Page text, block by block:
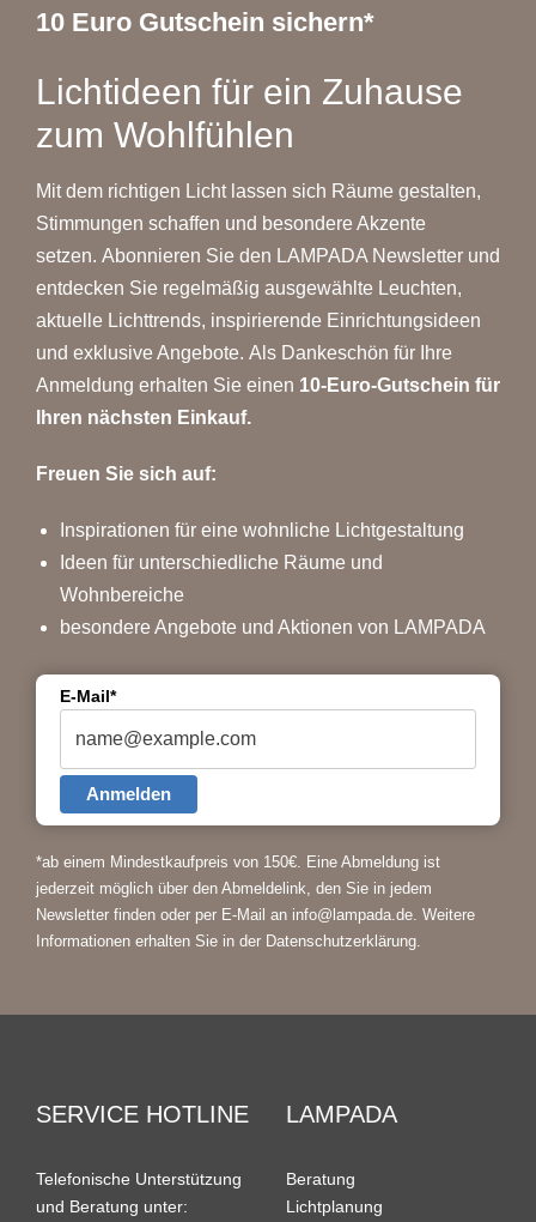
10 Euro Gutschein sichern*
Lichtideen für ein Zuhause
zum Wohlfühlen
Mit dem richtigen Licht lassen sich Räume gestalten,
Stimmungen schaffen und besondere Akzente
setzen. Abonnieren Sie den LAMPADA Newsletter und
entdecken Sie regelmäßig ausgewählte Leuchten,
aktuelle Lichttrends, inspirierende Einrichtungsideen
und exklusive Angebote. Als Dankeschön für Ihre
Anmeldung erhalten Sie einen 10-Euro-Gutschein für
Ihren nächsten Einkauf.
Freuen Sie sich auf:
Inspirationen für eine wohnliche Lichtgestaltung
Ideen für unterschiedliche Räume und
Wohnbereiche
besondere Angebote und Aktionen von LAMPADA
E-Mail*
Anmelden
*ab einem Mindestkaufpreis von 150€.
Eine Abmeldung ist
jederzeit möglich über den Abmeldelink, den Sie in jedem
Newsletter finden oder per E-Mail an info@lampada.de. Weitere
Informationen erhalten Sie in der Datenschutzerklärung
SERVICE HOTLINE
Telefonische Unterstützung
und Beratung unter:
LAMPADA
Beratung
Lichtplanung